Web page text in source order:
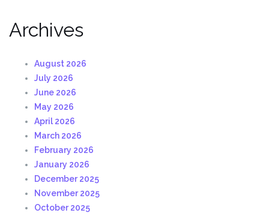
Archives
August 2026
July 2026
June 2026
May 2026
April 2026
March 2026
February 2026
January 2026
December 2025
November 2025
October 2025